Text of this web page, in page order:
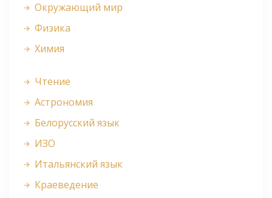
Окружающий мир
Физика
Химия
Чтение
Астрономия
Белорусский язык
ИЗО
Итальянский язык
Краеведение